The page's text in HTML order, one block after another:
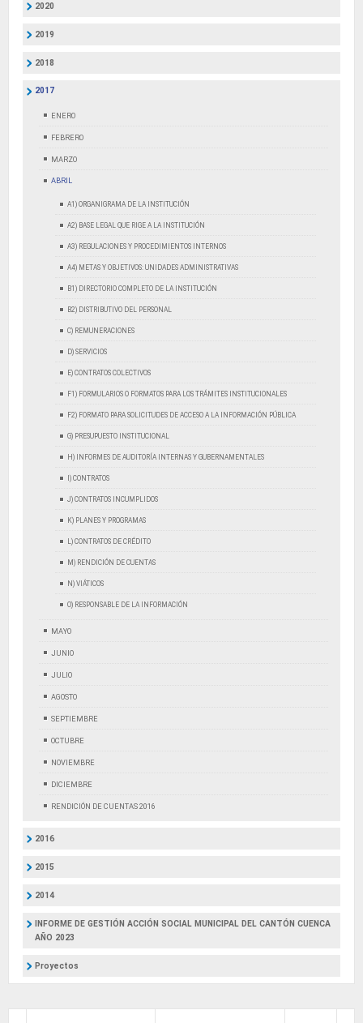
2020
2019
2018
2017
ENERO
FEBRERO
MARZO
ABRIL
A1) ORGANIGRAMA DE LA INSTITUCIÓN
A2) BASE LEGAL QUE RIGE A LA INSTITUCIÓN
A3) REGULACIONES Y PROCEDIMIENTOS INTERNOS
A4) METAS Y OBJETIVOS: UNIDADES ADMINISTRATIVAS
B1) DIRECTORIO COMPLETO DE LA INSTITUCIÓN
B2) DISTRIBUTIVO DEL PERSONAL
C) REMUNERACIONES
D) SERVICIOS
E) CONTRATOS COLECTIVOS
F1) FORMULARIOS O FORMATOS PARA LOS TRÁMITES INSTITUCIONALES
F2) FORMATO PARA SOLICITUDES DE ACCESO A LA INFORMACIÓN PÚBLICA
G) PRESUPUESTO INSTITUCIONAL
H) INFORMES DE AUDITORÍA INTERNAS Y GUBERNAMENTALES
I) CONTRATOS
J) CONTRATOS INCUMPLIDOS
K) PLANES Y PROGRAMAS
L) CONTRATOS DE CRÉDITO
M) RENDICIÓN DE CUENTAS
N) VIÁTICOS
O) RESPONSABLE DE LA INFORMACIÓN
MAYO
JUNIO
JULIO
AGOSTO
SEPTIEMBRE
OCTUBRE
NOVIEMBRE
DICIEMBRE
RENDICIÓN DE CUENTAS 2016
2016
2015
2014
INFORME DE GESTIÓN ACCIÓN SOCIAL MUNICIPAL DEL CANTÓN CUENCA
AÑO 2023
Proyectos